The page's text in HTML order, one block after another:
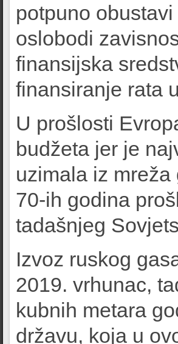
potpuno
oslobodi
finansijska
finansiranje rata
U prošlosti
budžeta jer je
uzimala iz
70-ih godina
tadašnjeg
Izvoz ruskog
2019. vrhunac,
kubnih metara
državu, koja u